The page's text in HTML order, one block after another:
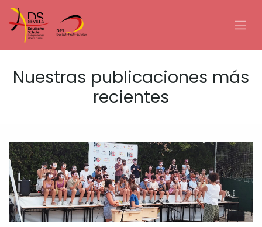
Ir al contenido
Nuestras publicaciones más
recientes